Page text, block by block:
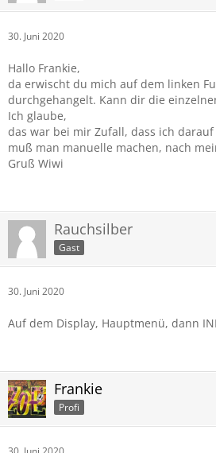
30. Juni 2020
Hallo Frankie,
da erwischt du mich auf dem linken
durchgehangelt. Kann dir die
Ich glaube,
das war bei mir Zufall, dass ich
muß man manuelle machen, nach
Gruß Wiwi
Rauchsilber
Gast
30. Juni 2020
Auf dem Display, Hauptmenü, dann
Frankie
Profi